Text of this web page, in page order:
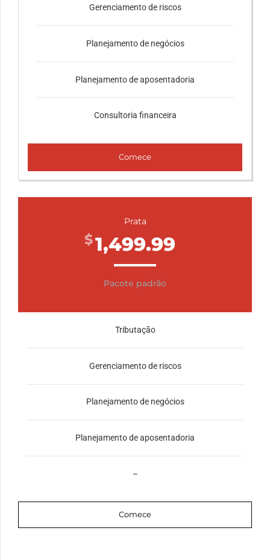
Gerenciamento de riscos
Planejamento de negócios
Planejamento de aposentadoria
Consultoria financeira
Comece
Prata
$1,499.99
Pacote padrão
Tributação
Gerenciamento de riscos
Planejamento de negócios
Planejamento de aposentadoria
–
Comece